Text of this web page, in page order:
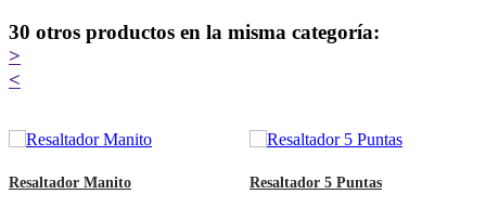
30 otros productos en la misma categoría:
>
<
Resaltador Manito Resaltador 5 Puntas